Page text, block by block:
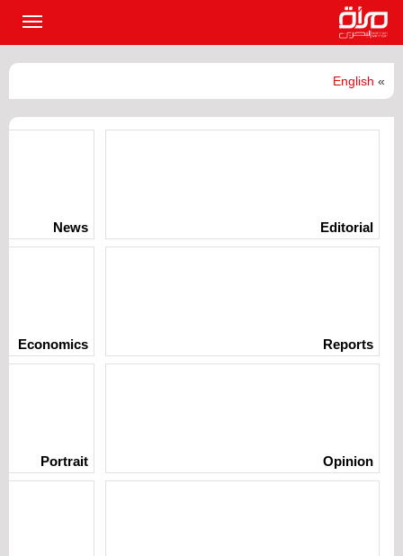
»
English
Editorial
News
Reports
Economics
Opinion
Portrait